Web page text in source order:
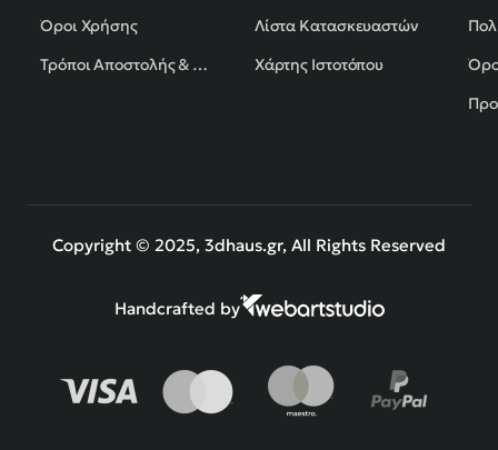
Όροι Χρήσης
Τρόποι Αποστολής & Πληρωμής
Λίστα Κατασκευαστών
Χάρτης Ιστοτόπου
Copyright © 2025, 3dhaus.gr, All Rights Reserved
Handcrafted by